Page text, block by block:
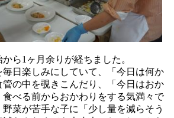
ら1ヶ月余りが経ちました。
日楽しみにしていて、「今日は何か
の中を覗きこんだり、「今日はおか
べる前からおかわりをする気満々で
菜が苦手な子に「少し量を減らそう